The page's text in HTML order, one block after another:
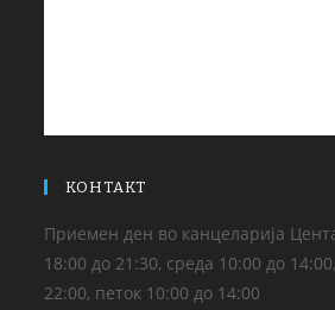
КОНТАКТ
Приемен ден во канцеларија
18:00 до 21:30, среда 10:00 до
22:00, петок 10:00 до 14:00